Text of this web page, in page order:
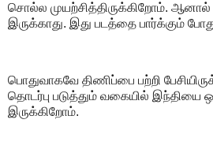
சொல்ல முயற்சித்திருக்கிறோம். ஆனால்
இருக்காது. இது படத்தை பார்க்கும் போது
பொதுவாகவே திணிப்பை பற்றி
தொடர்பு படுத்தும் வகையில் இந்தியை
இருக்கிறோம்.